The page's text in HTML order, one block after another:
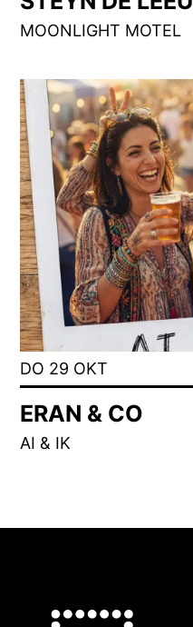
MOONLIGHT MOTEL
DO 29 OKT
ERAN & CO
AI & IK